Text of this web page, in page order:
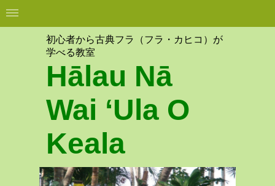
初心者から古典フラ（フラ・カヒコ）が
学べる教室
Hālau Nā
Wai ʻUla O
Keala